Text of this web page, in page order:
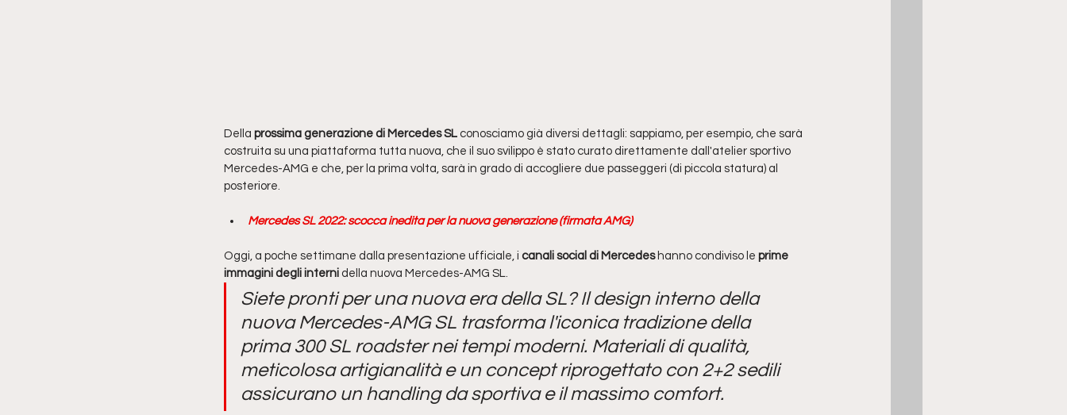
Della prossima generazione di Mercedes SL conosciamo già diversi dettagli: sappiamo, per esempio, che sarà
costruita su una piattaforma tutta nuova, che il suo svilippo è stato curato direttamente dall'atelier sportivo
Mercedes-AMG e che, per la prima volta, sarà in grado di accogliere due passeggeri (di piccola statura) al
posteriore.
Mercedes SL 2022: scocca inedita per la nuova generazione (firmata AMG)
Oggi, a poche settimane dalla presentazione ufficiale, i canali social di Mercedes hanno condiviso le prime
immagini degli interni della nuova Mercedes-AMG SL.
Siete pronti per una nuova era della SL? Il design interno della
nuova Mercedes-AMG SL trasforma l'iconica tradizione della
prima 300 SL roadster nei tempi moderni. Materiali di qualità,
meticolosa artigianalità e un concept riprogettato con 2+2 sedili
assicurano un handling da sportiva e il massimo comfort.